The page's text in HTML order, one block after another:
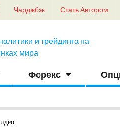
Чарджбэк Стать Автором
Форекс